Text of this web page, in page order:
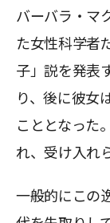
バーバラ・マ
た女性科学者
子」説を発表
り、後に彼女
こととなった
れ、受け入れ
一般的にこの